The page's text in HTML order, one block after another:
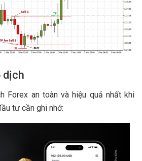
dịch
Forex an toàn và hiệu quả nhất khi
tư cần ghi nhớ: